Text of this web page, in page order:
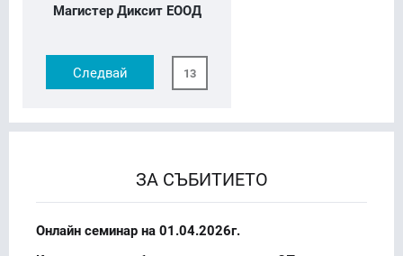
Магистер Диксит ЕООД
Следвай 13
ЗА СЪБИТИЕТО
Онлайн семинар на 01.04.2026г.